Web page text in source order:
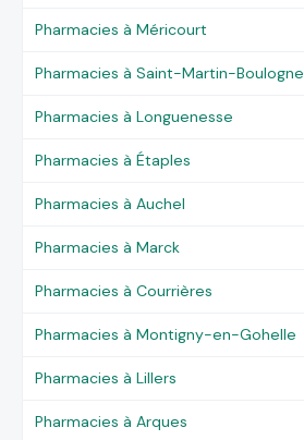
Pharmacies à Méricourt
Pharmacies à Saint-Martin-Boulogne
Pharmacies à Longuenesse
Pharmacies à Étaples
Pharmacies à Auchel
Pharmacies à Marck
Pharmacies à Courrières
Pharmacies à Montigny-en-Gohelle
Pharmacies à Lillers
Pharmacies à Arques